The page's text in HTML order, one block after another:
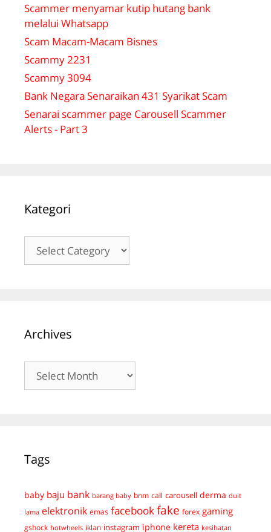
Scammer menyamar kutip hutang bank
melalui Whatsapp
Scam Macam-Macam Bisnes
Scammy 2231
Scammy 3094
Bank Negara Senaraikan 431 Syarikat Scam
Senarai scammer page Carousell Scammer
Alerts - Part 3
Kategori
Archives
Tags
baby baju bank barang baby bnm call carousell derma duit
lama elektronik emas facebook fake forex gaming
gshock hotwheels iklan instagram iphone kereta kesihatan